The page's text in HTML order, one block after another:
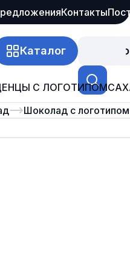
Контакты
Каталог
С ЛОГОТИПОМ
Шоколад с логотипом